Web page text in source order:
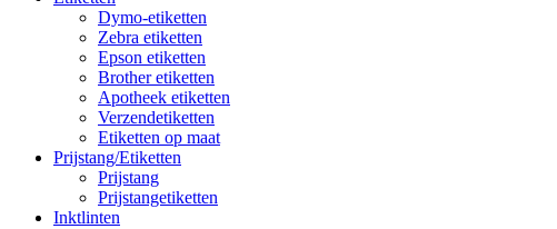
Dymo-etiketten
Zebra etiketten
Epson etiketten
Brother etiketten
Apotheek etiketten
Verzendetiketten
Etiketten op maat
Prijstang/Etiketten
Prijstang
Prijstangetiketten
Inktlinten